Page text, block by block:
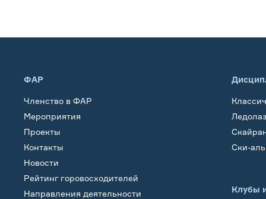
ФАР
Членство в ФАР
Мероприятия
Проекты
Контакты
Новости
Рейтинг горовосходителей
Направления деятельности
Ски-
Клубы